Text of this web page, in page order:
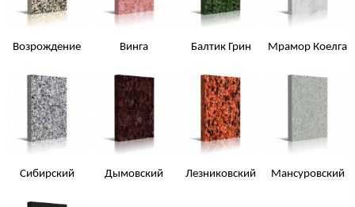
Возрождение Винга Балтик Грин Мрамор Коелга
Сибирский Дымовский Лезниковский Мансуровский